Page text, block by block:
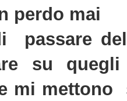
perdo mai
passare
su
mi mettono